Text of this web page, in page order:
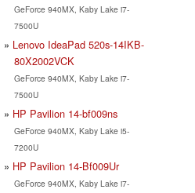
GeForce 940MX, Kaby Lake i7-
7500U
Lenovo IdeaPad 520s-14IKB-
80X2002VCK
GeForce 940MX, Kaby Lake i7-
7500U
HP Pavilion 14-bf009ns
GeForce 940MX, Kaby Lake i5-
7200U
HP Pavilion 14-Bf009Ur
GeForce 940MX, Kaby Lake i7-